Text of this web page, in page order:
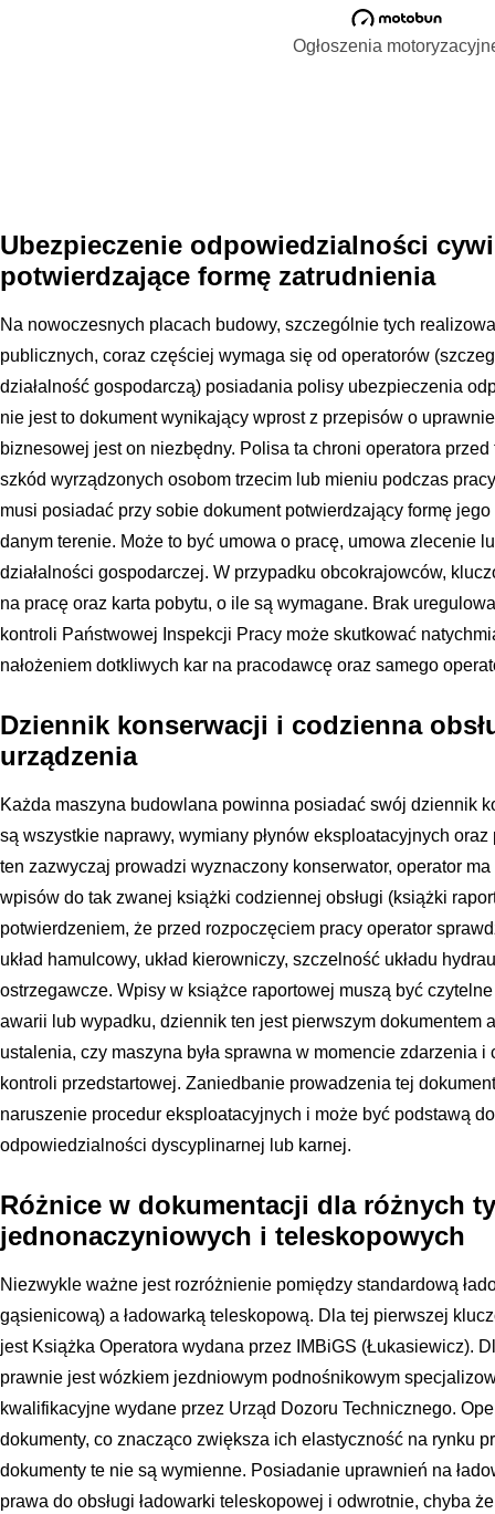
Ogłoszenia
Ubezpieczenie odpowiedzialności
potwierdzające formę zatrudnienia
Na nowoczesnych placach budowy, szczególnie tych
publicznych, coraz częściej wymaga się od operatorów
działalność gospodarczą) posiadania polisy ubezpieczenia
nie jest to dokument wynikający wprost z przepisów o
biznesowej jest on niezbędny. Polisa ta chroni operatora
szkód wyrządzonych osobom trzecim lub mieniu podczas
musi posiadać przy sobie dokument potwierdzający formę
danym terenie. Może to być umowa o pracę, umowa zlecenie
działalności gospodarczej. W przypadku obcokrajowców,
na pracę oraz karta pobytu, o ile są wymagane. Brak
kontroli Państwowej Inspekcji Pracy może skutkować
nałożeniem dotkliwych kar na pracodawcę oraz samego
Dziennik konserwacji i codzienna
urządzenia
Każda maszyna budowlana powinna posiadać swój dziennik
są wszystkie naprawy, wymiany płynów eksploatacyjnych
ten zazwyczaj prowadzi wyznaczony konserwator, operator
wpisów do tak zwanej książki codziennej obsługi (książki
potwierdzeniem, że przed rozpoczęciem pracy operator
układ hamulcowy, układ kierowniczy, szczelność układu
ostrzegawcze. Wpisy w książce raportowej muszą być
awarii lub wypadku, dziennik ten jest pierwszym dokumentem
ustalenia, czy maszyna była sprawna w momencie zdarzenia i
kontroli przedstartowej. Zaniedbanie prowadzenia tej
naruszenie procedur eksploatacyjnych i może być podstawą
odpowiedzialności dyscyplinarnej lub karnej.
Różnice w dokumentacji dla różnych
jednonaczyniowych i teleskopowych
Niezwykle ważne jest rozróżnienie pomiędzy standardową
gąsienicową) a ładowarką teleskopową. Dla tej pierwszej
jest Książka Operatora wydana przez IMBiGS (Łukasiewicz).
prawnie jest wózkiem jezdniowym podnośnikowym
kwalifikacyjne wydane przez Urząd Dozoru Technicznego.
dokumenty, co znacząco zwiększa ich elastyczność na rynku
dokumenty te nie są wymienne. Posiadanie uprawnień na
prawa do obsługi ładowarki teleskopowej i odwrotnie, chyba